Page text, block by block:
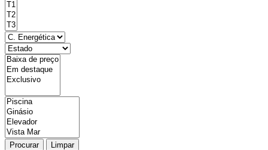
Procurar Limpar